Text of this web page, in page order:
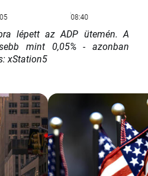
lépett az ADP ütemén. A
mint 0,05% - azonban
xStation5